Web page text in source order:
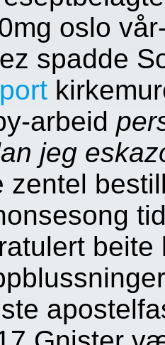
oslo
spadde
arbeid
jeg
zentel